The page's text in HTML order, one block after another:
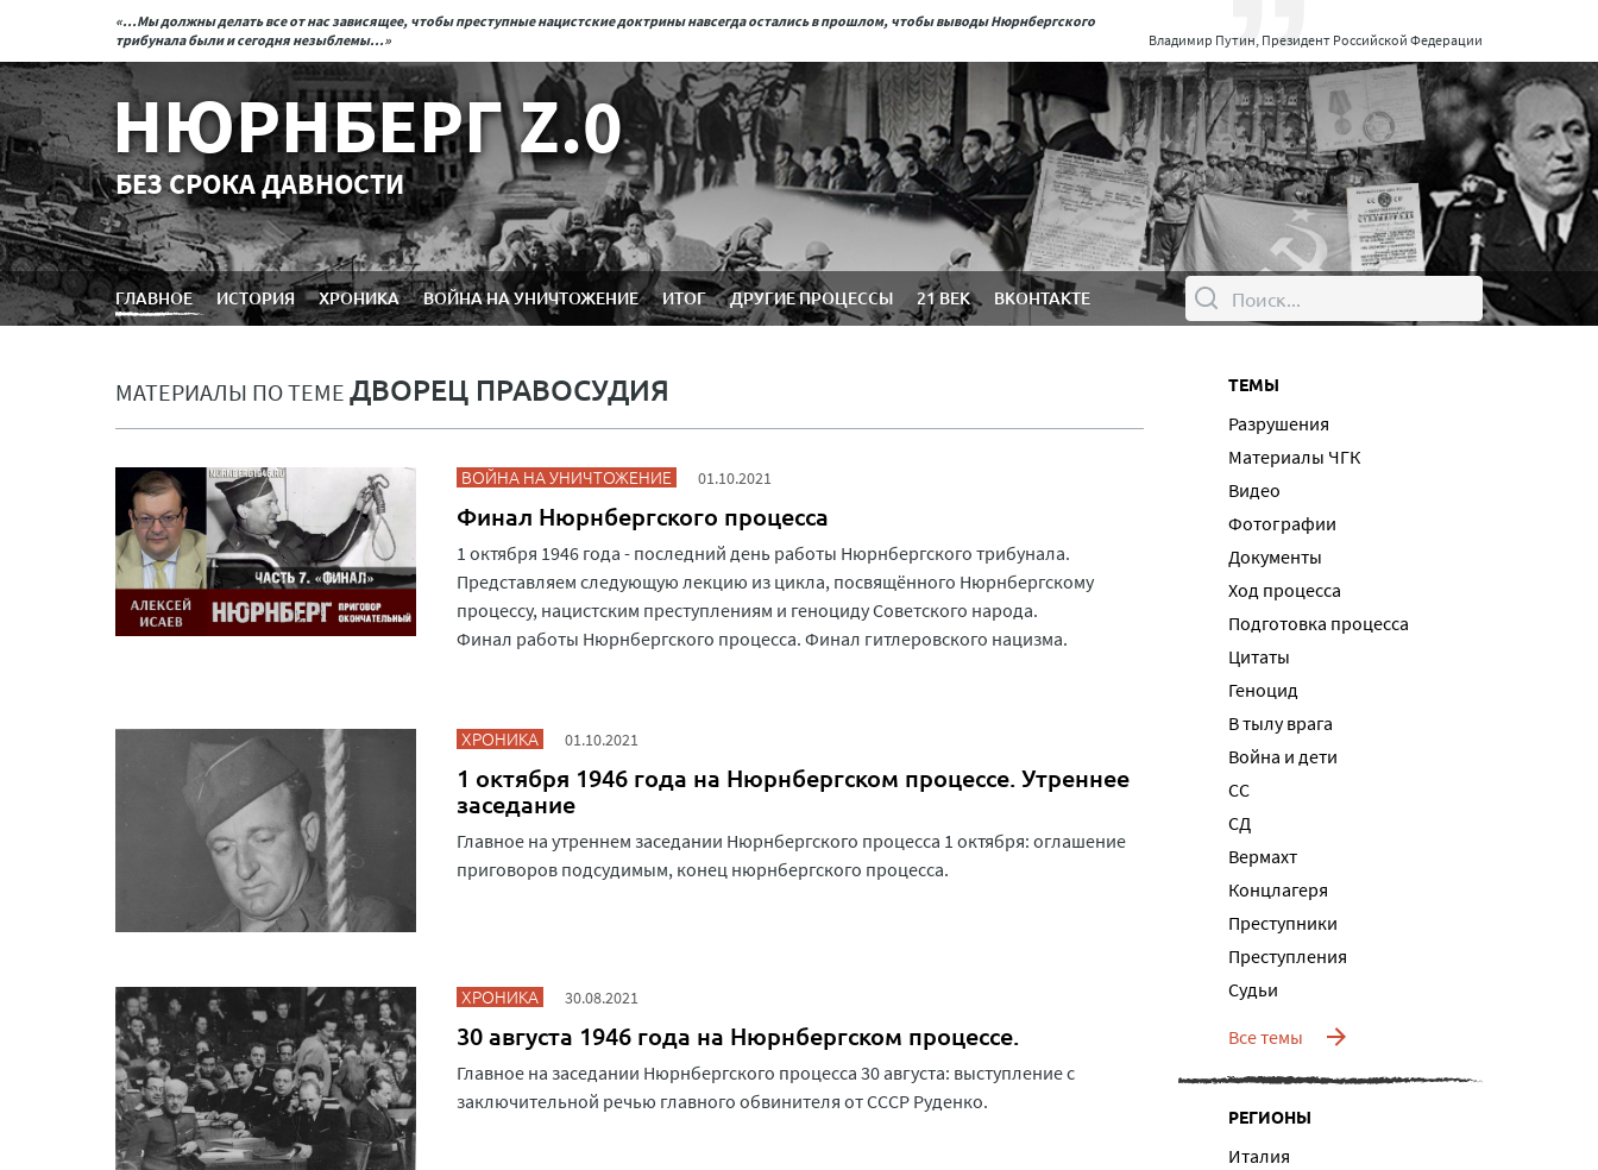
«...Мы должны делать все от нас зависящее, чтобы преступные нацистские доктрины навсегда остались в прошлом, чтобы выводы Нюрнбергского
трибунала были и сегодня незыблемы...»
Владимир Путин, Президент Российской Федерации
НЮРНБЕРГ Z.0
БЕЗ СРОКА ДАВНОСТИ
ГЛАВНОЕ ИСТОРИЯ ХРОНИКА ВОЙНА НА УНИЧТОЖЕНИЕ ИТОГ ДРУГИЕ ПРОЦЕССЫ 21 ВЕК ВКОНТАКТЕ
МАТЕРИАЛЫ ПО ТЕМЕ ДВОРЕЦ ПРАВОСУДИЯ
ВОЙНА НА УНИЧТОЖЕНИЕ 01.10.2021
Финал Нюрнбергского процесса
1 октября 1946 года - последний день работы Нюрнбергского трибунала.
Представляем следующую лекцию из цикла, посвящённого Нюрнбергскому
процессу, нацистским преступлениям и геноциду Советского народа.
Финал работы Нюрнбергского процесса. Финал гитлеровского нацизма.
ХРОНИКА 01.10.2021
1 октября 1946 года на Нюрнбергском процессе. Утреннее
заседание
Главное на утреннем заседании Нюрнбергского процесса 1 октября: оглашение
приговоров подсудимым, конец нюрнбергского процесса.
ХРОНИКА 30.08.2021
30 августа 1946 года на Нюрнбергском процессе.
Главное на заседании Нюрнбергского процесса 30 августа: выступление с
заключительной речью главного обвинителя от СССР Руденко.
ТЕМЫ
Разрушения
Материалы ЧГК
Видео
Фотографии
Документы
Ход процесса
Подготовка процесса
Цитаты
Геноцид
В тылу врага
Война и дети
СС
СД
Вермахт
Концлагеря
Преступники
Преступления
Судьи
Все темы
РЕГИОНЫ
Италия